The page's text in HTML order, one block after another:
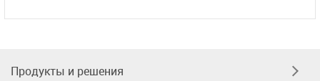
Продукты и решения